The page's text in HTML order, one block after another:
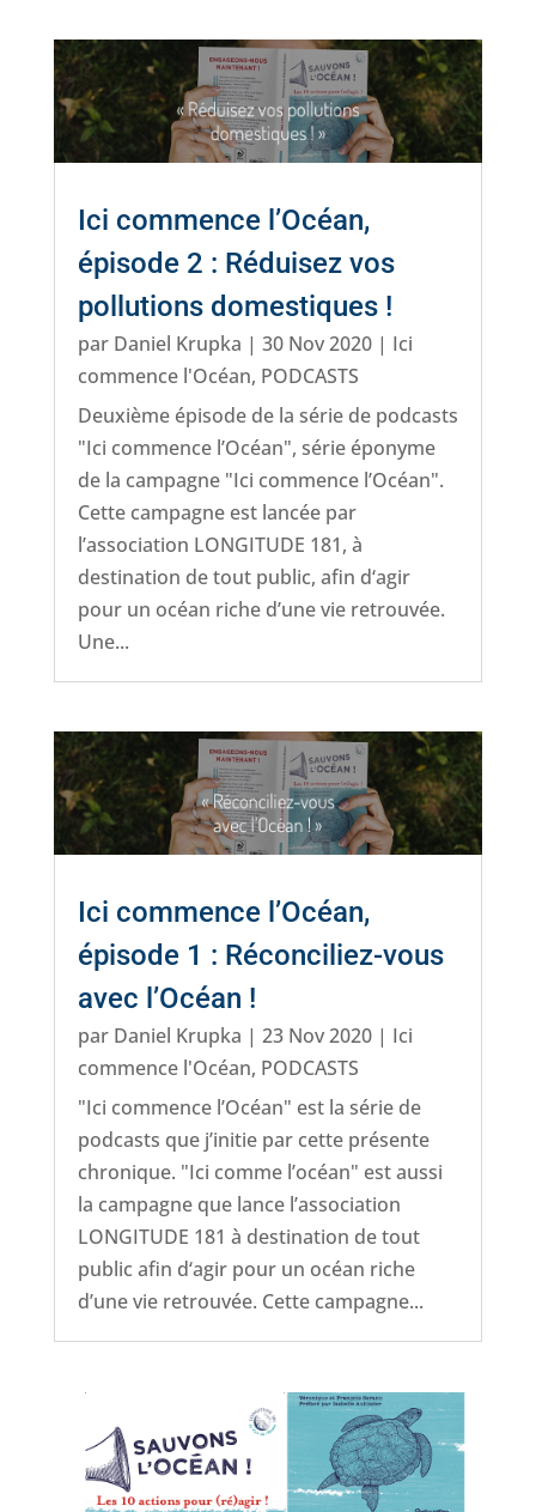
Ici commence l’Océan,
épisode 2 : Réduisez vos
pollutions domestiques !
par Daniel Krupka | 30 Nov 2020| Ici
commence l'Océan, PODCASTS
Deuxième épisode de la série de podcasts
"Ici commence l’Océan", série éponyme
de la campagne "Ici commence l’Océan".
Cette campagne est lancée par
l’association LONGITUDE 181, à
destination de tout public, afin d‘agir
pour un océan riche d’une vie retrouvée.
Une...
Ici commence l’Océan,
épisode 1 : Réconciliez-vous
avec l’Océan !
par Daniel Krupka | 23 Nov 2020| Ici
commence l'Océan, PODCASTS
"Ici commence l’Océan" est la série de
podcasts que j’initie par cette présente
chronique. "Ici comme l’océan" est aussi
la campagne que lance l’association
LONGITUDE 181 à destination de tout
public afin d‘agir pour un océan riche
d’une vie retrouvée. Cette campagne...